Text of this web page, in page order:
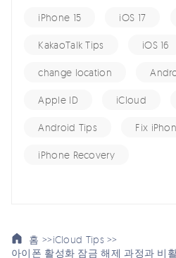
iPhone 15 iOS 17
KakaoTalk Tips iOS 16
change location
Apple ID iCloud
Android Tips Fix
iPhone Recovery
홈 >>iCloud Tips >>
아이폰 활성화 잠금 해제 과정과 비